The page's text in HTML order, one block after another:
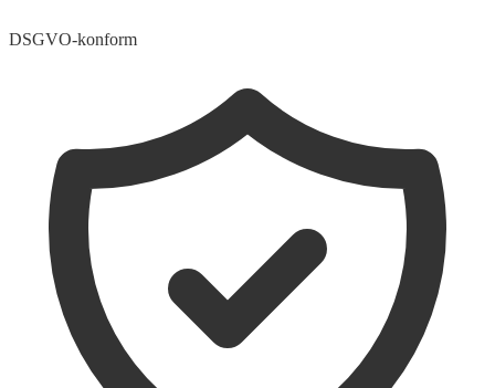
DSGVO-konform